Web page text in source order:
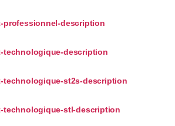
professionnel-description
technologique-description
technologique-st2s-description
technologique-stl-description